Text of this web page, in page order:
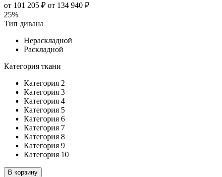
от 101 205 ₽ от 134 940 ₽
25%
Тип дивана
Нераскладной
Раскладной
Категория ткани
Категория 2
Категория 3
Категория 4
Категория 5
Категория 6
Категория 7
Категория 8
Категория 9
Категория 10
В корзину